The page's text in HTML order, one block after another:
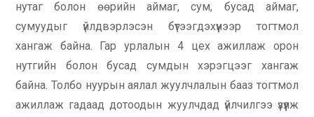
нутаг болон өөрийн аймаг, сум, бусад аймаг,
сумуудыг үйлдвэрлэсэн бүтээгдэхүүнээр тогтмол
хангаж байна. Гар урлалын 4 цех ажиллаж орон
нутгийн болон бусад сумдын хэрэгцээг хангаж
байна. Толбо нуурын аялал жуулчлалын бааз тогтмол
ажиллаж гадаад дотоодын жуулчдад үйлчилгээ үзүүлж